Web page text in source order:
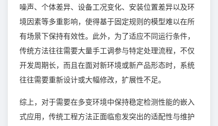
噪声、个体差异、设备工况变化、安装位置差异以及环
境因素等多重影响，使得基于固定规则的模型难以在所
有场景下保持有效性。此外，为了适应不同运行条件，
传统方法往往需要大量手工调参与特定处理流程，不仅
开发周期长，而且在面对新环境或新产品形态时，系统
往往需要重新设计或大幅修改，扩展性不足。
综上，对于需要在多变环境中保持稳定检测性能的嵌入
式应用，传统工程方法正面临愈发突出的适配性与维护